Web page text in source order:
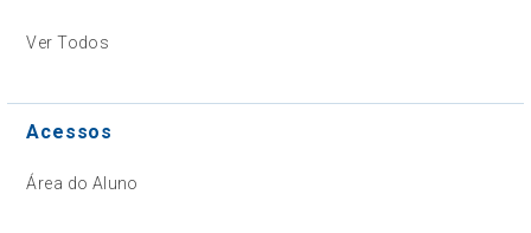
Ver Todos
Acessos
Área do Aluno